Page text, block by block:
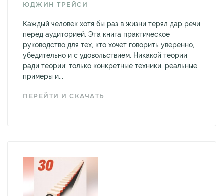
ЮДЖИН ТРЕЙСИ
Каждый человек хотя бы раз в жизни терял дар речи
перед аудиторией. Эта книга практическое
руководство для тех, кто хочет говорить уверенно,
убедительно и с удовольствием. Никакой теории
ради теории: только конкретные техники, реальные
примеры и...
ПЕРЕЙТИ И СКАЧАТЬ